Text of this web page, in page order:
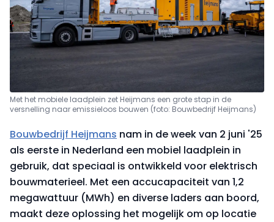
Met het mobiele laadplein zet Heijmans een grote stap in de
versnelling naar emissieloos bouwen (foto: Bouwbedrijf Heijmans)
Bouwbedrijf Heijmans nam in de week van 2 juni '25
als eerste in Nederland een mobiel laadplein in
gebruik, dat speciaal is ontwikkeld voor elektrisch
bouwmaterieel. Met een accucapaciteit van 1,2
megawattuur (MWh) en diverse laders aan boord,
maakt deze oplossing het mogelijk om op locatie